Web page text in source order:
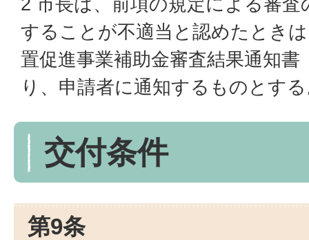
することが不適当と認めたとき
置促進事業補助金審査結果通知書
り、申請者に通知するものとす
交付条件
第9条